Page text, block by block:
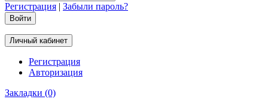
Регистрация | Забыли пароль?
Личный кабинет
Регистрация
Авторизация
Закладки (0)